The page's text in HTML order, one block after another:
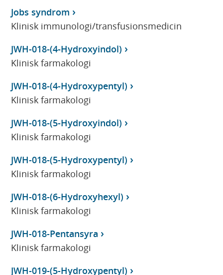
Jobs syndrom
Klinisk immunologi/transfusionsmedicin
JWH-018-(4-Hydroxyindol)
Klinisk farmakologi
JWH-018-(4-Hydroxypentyl)
Klinisk farmakologi
JWH-018-(5-Hydroxyindol)
Klinisk farmakologi
JWH-018-(5-Hydroxypentyl)
Klinisk farmakologi
JWH-018-(6-Hydroxyhexyl)
Klinisk farmakologi
JWH-018-Pentansyra
Klinisk farmakologi
JWH-019-(5-Hydroxypentyl)